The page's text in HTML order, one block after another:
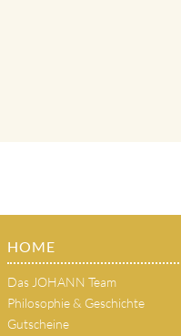
HOME
Das JOHANN Team
Philosophie & Geschichte
Gutscheine